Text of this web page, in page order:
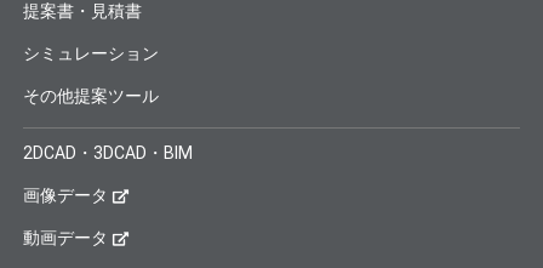
提案書・見積書
シミュレーション
その他提案ツール
2DCAD・3DCAD・BIM
画像データ
動画データ